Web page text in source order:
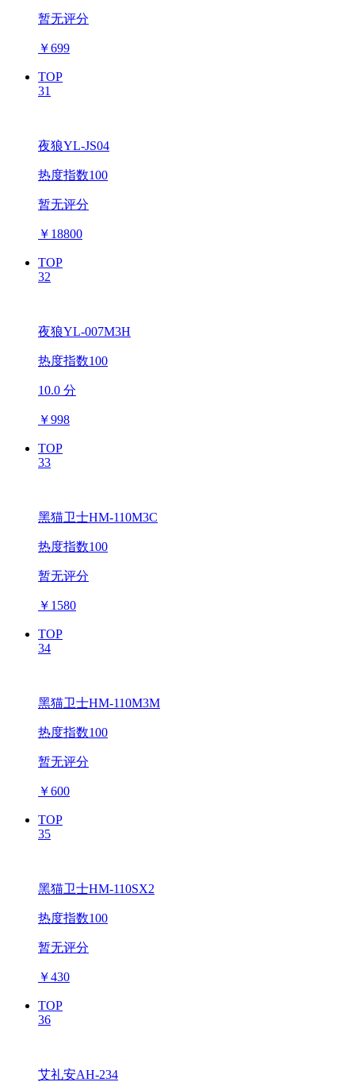
暂无评分
￥699
TOP
31
夜狼YL-JS04
热度指数100
暂无评分
￥ 18800
TOP
32
夜狼YL-007M3H
热度指数100
10.0 分
￥998
TOP
33
黑猫卫士HM-110M3C
热度指数100
暂无评分
￥ 1580
TOP
34
黑猫卫士HM-110M3M
热度指数100
暂无评分
￥600
TOP
35
黑猫卫士HM-110SX2
热度指数100
暂无评分
￥430
TOP
36
艾礼安AH-234